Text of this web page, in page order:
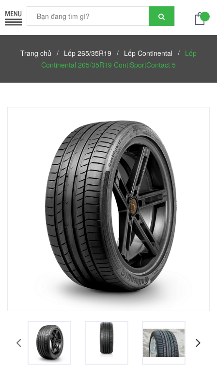
Trang chủ / Lốp 265/35R19 / Lốp Continental / Lốp
Continental 265/35R19 ContiSportContact 5